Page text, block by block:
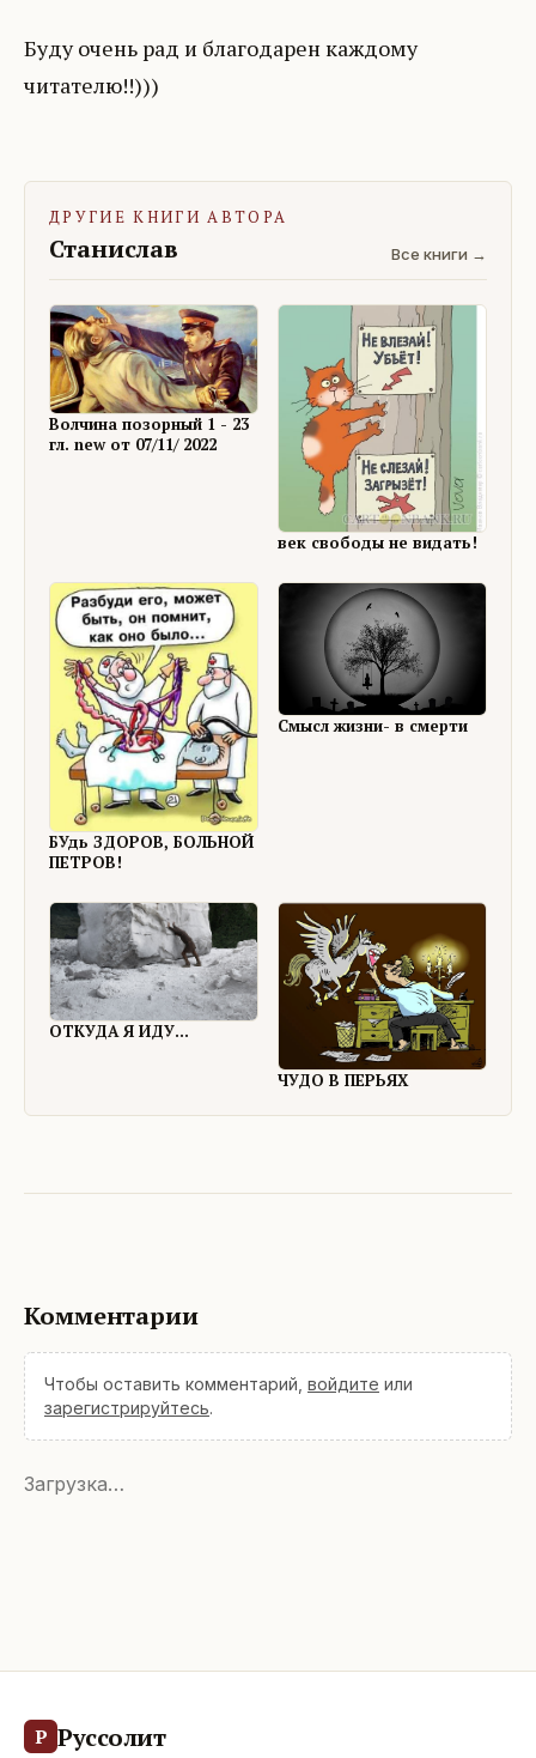
Буду очень рад и благодарен каждому
читателю!!)))
ДРУГИЕ КНИГИ АВТОРА
Станислав Все книги →
Волчина позорный 1 - 23
гл. new от 07/11/ 2022
век свободы не видать!
БУдь ЗДОРОВ, БОЛЬНОЙ
ПЕТРОВ!
Смысл жизни- в смерти
ОТКУДА Я ИДУ...
ЧУДО В ПЕРЬЯХ
Комментарии
Чтобы оставить комментарий, войдите или
зарегистрируйтесь.
Загрузка…
Р Руссолит